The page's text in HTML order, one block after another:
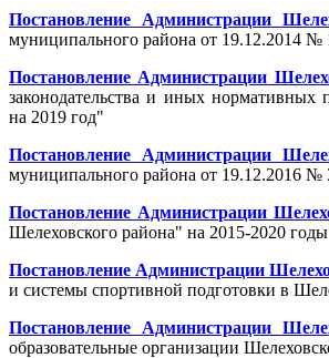
Постановление Администрации
муниципального района от 19.12.2014 №
Постановление Администрации
законодательства и иных
на 2019 год"
Постановление Администрации
муниципального района от 19.12.2016 №
Постановление Администрации
Шелеховского района" на 2015-2020
Постановление Администрации
и системы спортивной подготовки в
Постановление Администрации
образовательные организации